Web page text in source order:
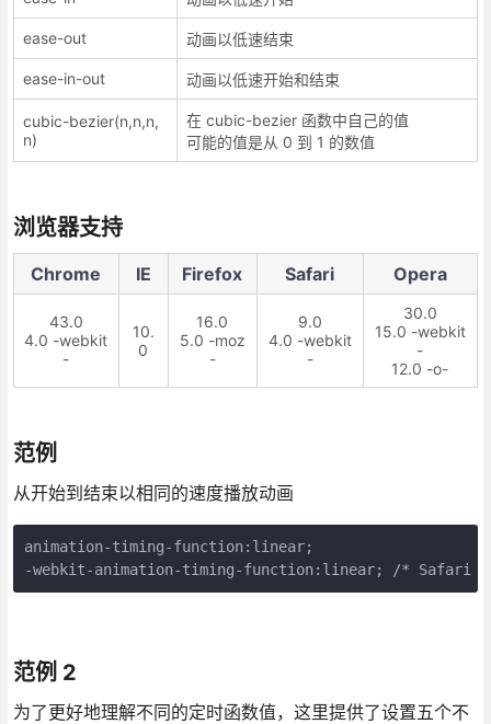
ease-out 动画以低速结束
ease-in-out 动画以低速开始和结束
cubic-bezier(n,n,n,
n)
在 cubic-bezier 函数中自己的值
可能的值是从 0 到 1 的数值
浏览器支持
Chrome IE Firefox Safari Opera
43.0
4.0 -webkit
-
10.
0
16.0
5.0 -moz
-
9.0
4.0 -webkit
-
30.0
15.0 -webkit
-
12.0 -o-
范例
从开始到结束以相同的速度播放动画
animation-timing-function:linear;
范例 2
为了更好地理解不同的定时函数值，这里提供了设置五个不